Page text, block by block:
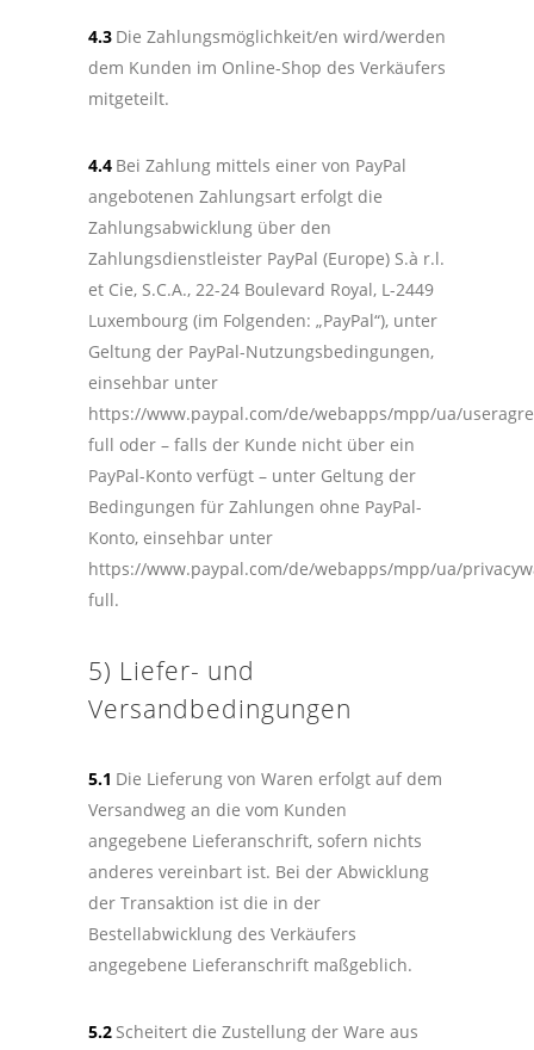
4.3 Die Zahlungsmöglichkeit/en wird/werden
dem Kunden im Online-Shop des Verkäufers
mitgeteilt.
4.4 Bei Zahlung mittels einer von PayPal
angebotenen Zahlungsart erfolgt die
Zahlungsabwicklung über den
Zahlungsdienstleister PayPal (Europe) S.à r.l.
et Cie, S.C.A., 22-24 Boulevard Royal, L-2449
Luxembourg (im Folgenden: „PayPal“), unter
Geltung der PayPal-Nutzungsbedingungen,
einsehbar unter
https://www.paypal.com/de/webapps/mpp/ua/
full oder – falls der Kunde nicht über ein
PayPal-Konto verfügt – unter Geltung der
Bedingungen für Zahlungen ohne PayPal-
Konto, einsehbar unter
https://www.paypal.com/de/webapps/mpp/ua/
full.
5) Liefer- und
Versandbedingungen
5.1 Die Lieferung von Waren erfolgt auf dem
Versandweg an die vom Kunden
angegebene Lieferanschrift, sofern nichts
anderes vereinbart ist. Bei der Abwicklung
der Transaktion ist die in der
Bestellabwicklung des Verkäufers
angegebene Lieferanschrift maßgeblich.
5.2 Scheitert die Zustellung der Ware aus